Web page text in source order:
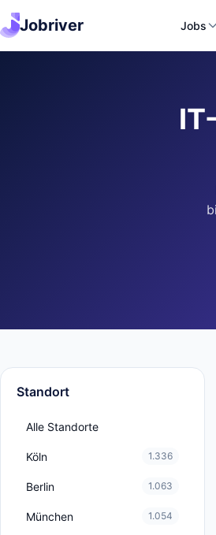
Jobriver Jobs
Standort
Alle Standorte
Köln 1.336
Berlin 1.063
München 1.054